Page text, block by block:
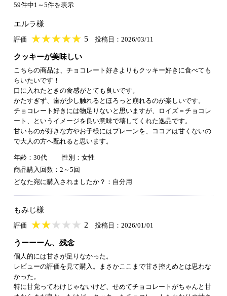
59件中1～5件を表示
エルラ様
評価 ★★★★★
★★★★★ 5 投稿日：2026/03/11
クッキーが美味しい
こちらの商品は、チョコレート好きよりもクッキー好きに食べても
らいたいです！
口に入れたときの食感がとても良いです。
かたすぎず、歯が少し触れるとほろっと崩れるのが楽しいです。
チョコレート好きには物足りないと思いますが、ロイズ＝チョコレ
ート、というイメージを良い意味で壊してくれた逸品です。
甘いものが好きな方やお子様にはプレーンを、ココアは甘くないの
で大人の方へ配れると思います。
年齢：30代
性別：女性
商品購入回数：2～5回
どなた宛に購入されましたか？：自分用
もみじ様
評価 ★★★★★
★★★★★ 2 投稿日：2026/01/01
うーーーん、残念
個人的には甘さが足りなかった。
レビューの評価を見て購入。まさかここまで甘さ控えめとは思わな
かった。
特に甘党ってわけじゃないけど、せめてチョコレートがちゃんと甘